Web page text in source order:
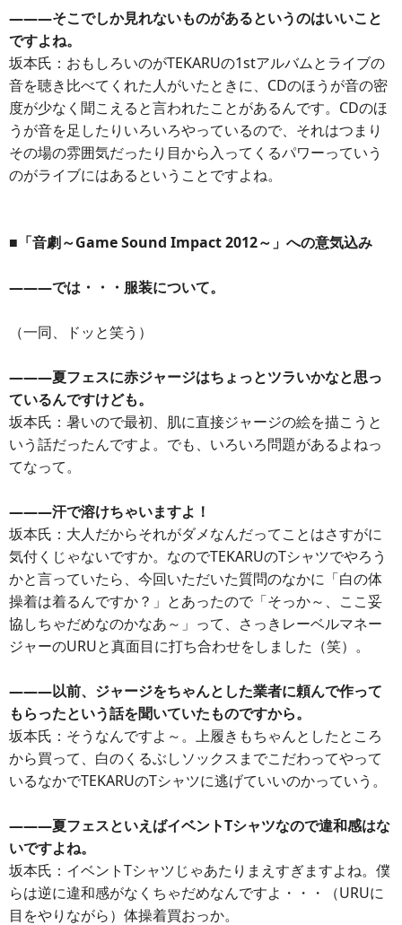
―――そこでしか見れないものがあるというのはいいこと
ですよね。
坂本氏：おもしろいのがTEKARUの1stアルバムとライブの
音を聴き比べてくれた人がいたときに、CDのほうが音の密
度が少なく聞こえると言われたことがあるんです。CDのほ
うが音を足したりいろいろやっているので、それはつまり
その場の雰囲気だったり目から入ってくるパワーっていう
のがライブにはあるということですよね。
■「音劇～Game Sound Impact 2012～」への意気込み
―――では・・・服装について。
（一同、ドッと笑う）
―――夏フェスに赤ジャージはちょっとツラいかなと思っ
ているんですけども。
坂本氏：暑いので最初、肌に直接ジャージの絵を描こうと
いう話だったんですよ。でも、いろいろ問題があるよねっ
てなって。
―――汗で溶けちゃいますよ！
坂本氏：大人だからそれがダメなんだってことはさすがに
気付くじゃないですか。なのでTEKARUのTシャツでやろう
かと言っていたら、今回いただいた質問のなかに「白の体
操着は着るんですか？」とあったので「そっか～、ここ妥
協しちゃだめなのかなあ～」って、さっきレーベルマネー
ジャーのURUと真面目に打ち合わせをしました（笑）。
―――以前、ジャージをちゃんとした業者に頼んで作って
もらったという話を聞いていたものですから。
坂本氏：そうなんですよ～。上履きもちゃんとしたところ
から買って、白のくるぶしソックスまでこだわってやって
いるなかでTEKARUのTシャツに逃げていいのかっていう。
―――夏フェスといえばイベントTシャツなので違和感はな
いですよね。
坂本氏：イベントTシャツじゃあたりまえすぎますよね。僕
らは逆に違和感がなくちゃだめなんですよ・・・（URUに
目をやりながら）体操着買おっか。